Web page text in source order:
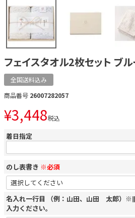
フェイスタオル2枚セット ブ
全国送料込み
商品番号 26007282057
¥3,448税込
着日指定
のし表書き ※必須
名入れ一行目 （例：山田、山田 太郎）※
入力ください。